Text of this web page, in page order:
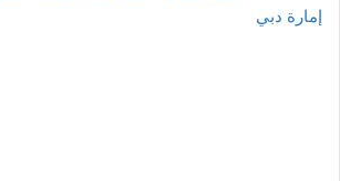
إمارة دبي